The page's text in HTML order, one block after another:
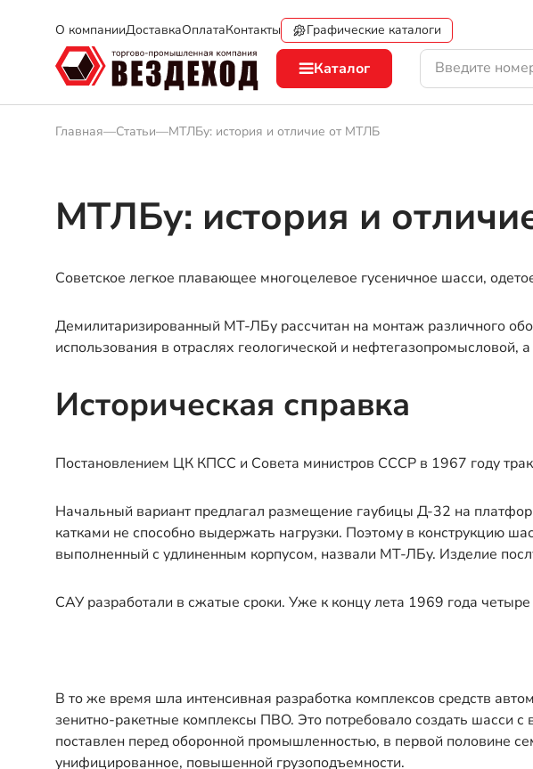
О компанииДоставкаОплатаКонтакты Графические каталоги
Каталог
Главная—Статьи—МТЛБу: история и отличие от МТЛБ
МТЛБу: история и
Советское легкое плавающее многоцелевое гусеничное шасси,
Демилитаризированный МТ-ЛБу рассчитан на монтаж различного
использования в отраслях геологической и
Историческая справка
Постановлением ЦК КПСС и Совета министров СССР в 1967 году
Начальный вариант предлагал размещение гаубицы Д-32 на
катками не способно выдержать нагрузки. Поэтому в конструкцию
выполненный с удлиненным корпусом, назвали МТ-ЛБу. Изделие
САУ разработали в сжатые сроки. Уже к концу лета 1969 года
В то же время шла интенсивная разработка комплексов средств
зенитно-ракетные комплексы ПВО. Это потребовало создать шасси
поставлен перед оборонной промышленностью, в первой половине
унифицированное, повышенной грузоподъемности.